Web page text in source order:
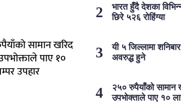
सामान खरिद
पाए १०
उपहार
भारत हुँदै देशका
छिरे ५२६ रोहिंग्या
यी ५ जिल्लामा
अवरुद्ध हुने
२५० रुपैयाँको सामान
उपभोक्ताले पाए १०